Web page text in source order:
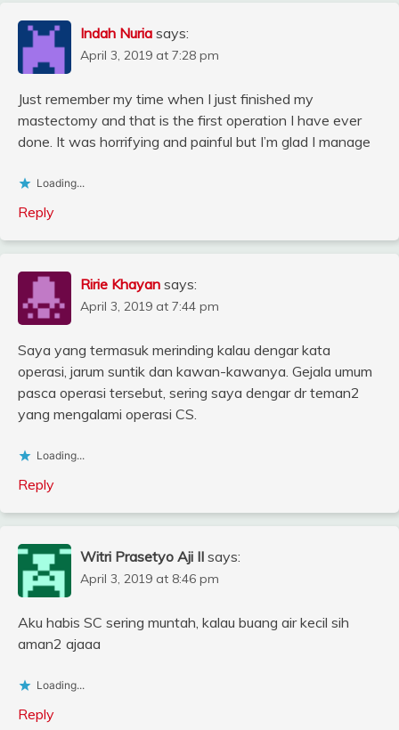
Indah Nuria says:
April 3, 2019 at 7:28 pm
Just remember my time when I just finished my
mastectomy and that is the first operation I have ever
done. It was horrifying and painful but I’m glad I manage
Loading...
Reply
Ririe Khayan says:
April 3, 2019 at 7:44 pm
Saya yang termasuk merinding kalau dengar kata
operasi, jarum suntik dan kawan-kawanya. Gejala umum
pasca operasi tersebut, sering saya dengar dr teman2
yang mengalami operasi CS.
Loading...
Reply
Witri Prasetyo Aji II says:
April 3, 2019 at 8:46 pm
Aku habis SC sering muntah, kalau buang air kecil sih
aman2 ajaaa
Loading...
Reply